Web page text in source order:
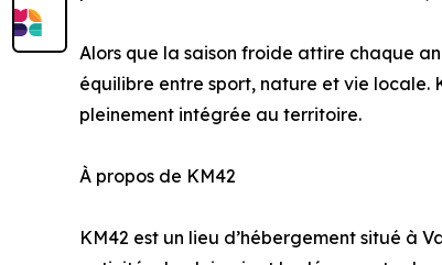
Alors que la saison froide attire chaque
équilibre entre sport, nature et vie locale.
pleinement intégrée au territoire.
À propos de KM42
KM42 est un lieu d’hébergement situé à